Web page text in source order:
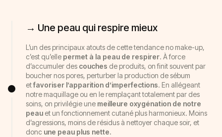
→ Une peau qui respire mieux
L’un des principaux atouts de cette tendance no make-up,
c’est qu’elle permet à la peau de respirer. À force
d’accumuler des couches de produits, on finit souvent par
boucher nos pores, perturber la production de sébum
etfavoriser l’apparition d’imperfections. En allégeant
notre maquillage ou en le remplaçant totalement par des
soins, on privilégie une meilleure oxygénation de notre
peauet un fonctionnement cutané plus harmonieux. Moins
d’agressions, moins de résidus à nettoyer chaque soir, et
donc une peau plus nette.